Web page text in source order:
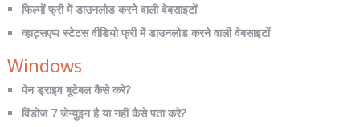
फिल्मों फ्री में डाउनलोड करने वाली वेबसाइटों
व्हाट्सएप्प स्टेटस वीडियो फ्री में डाउनलोड करने वाली वेबसाइटों
Windows
पेन ड्राइव बूटेबल कैसे करे?
विंडोज 7 जेन्युइन है या नहीं कैसे पता करे?